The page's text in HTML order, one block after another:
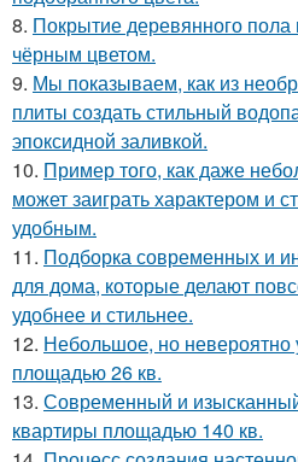
8. Покрытие деревянного
чёрным цветом.
9. Мы показываем, как из
плиты создать стильный
эпоксидной заливкой.
10. Пример того, как даже
может заиграть характером и
удобным.
11. Подборка современных и
для дома, которые делают
удобнее и стильнее.
12. Небольшое, но невероятно
площадью 26 кв.
13. Современный и
квартиры площадью 140 кв.